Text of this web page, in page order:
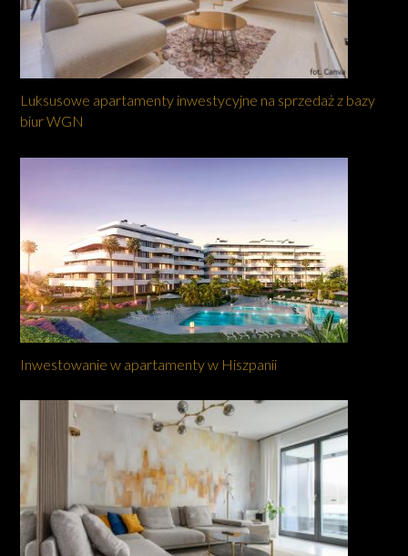
Luksusowe apartamenty inwestycyjne na sprzedaż z bazy
biur WGN
Inwestowanie w apartamenty w Hiszpanii